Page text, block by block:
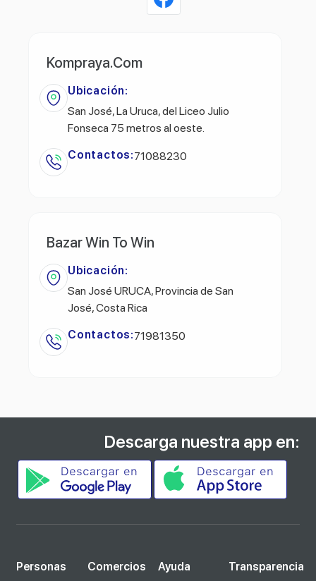
Kompraya.Com
Ubicación:
San José, La Uruca, del Liceo Julio
Fonseca 75 metros al oeste.
Contactos:71088230
Bazar Win To Win
Ubicación:
San José URUCA, Provincia de San
José, Costa Rica
Contactos:71981350
Descarga nuestra app en:
Personas
Comercios
Ayuda
Transparencia